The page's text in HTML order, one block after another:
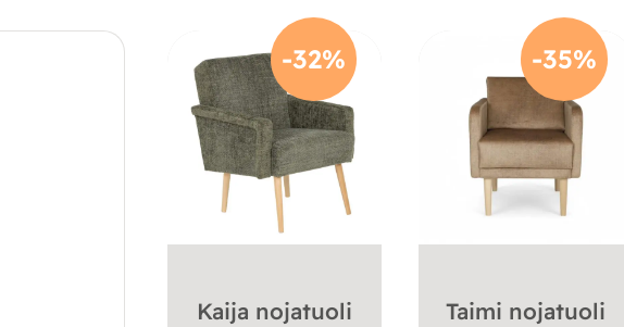
-32%
Kaija nojatuoli
-35%
Taimi nojatuoli